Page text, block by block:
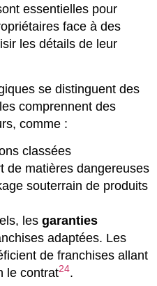
essentielles pour
face à des
les détails de leur
se distinguent des
comprennent des
comme :
classées
de matières dangereuses
souterrain de produits
les garanties
adaptées. Les
de franchises allant
le contrat24.